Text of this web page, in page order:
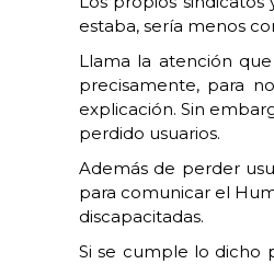
estaba, sería menos
Llama la atención
precisamente, para
explicación. Sin
perdido usuarios.
Además de perder
para comunicar el
discapacitadas.
Si se cumple lo dicho